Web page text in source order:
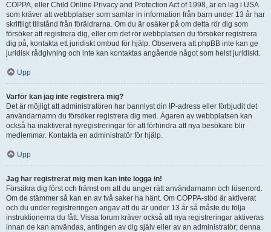
COPPA, eller Child Online Privacy and Protection Act of 1998, är en lag i USA
som kräver att webbplatser som samlar in information från barn under 13 år har
skriftligt tillstånd från föräldrarna. Om du är osäker på om detta rör dig som
försöker att registrera dig, eller om det rör webbplatsen du försöker registrera
dig på, kontakta ett juridiskt ombud för hjälp. Observera att phpBB inte kan ge
juridisk rådgivning och inte kan kontaktas angående något som helst juridiskt.
Upp
Varför kan jag inte registrera mig?
Det är möjligt att administratören har bannlyst din IP-adress eller förbjudit det
användarnamn du försöker registrera dig med. Ägaren av webbplatsen kan
också ha inaktiverat nyregistreringar för att förhindra att nya besökare blir
medlemmar. Kontakta en administratör för hjälp.
Upp
Jag har registrerat mig men kan inte logga in!
Försäkra dig först och främst om att du anger rätt användarnamn och lösenord.
Om de stämmer så kan en av två saker ha hänt. Om COPPA-stöd är aktiverat
och du under registreringen angav att du är under 13 år så måste du följa
instruktionerna du fått. Vissa forum kräver också att nya registreringar aktiveras
innan de kan användas, antingen av dig själv eller av an administratör; denna